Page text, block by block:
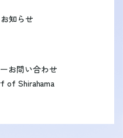
お知らせ
お問い合わせ
of Shirahama